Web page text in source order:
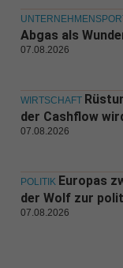
Abgas als
07.08.2026
WIRTSCHAFT
der Cashflow
07.08.2026
POLITIK Europas
der Wolf zur
07.08.2026